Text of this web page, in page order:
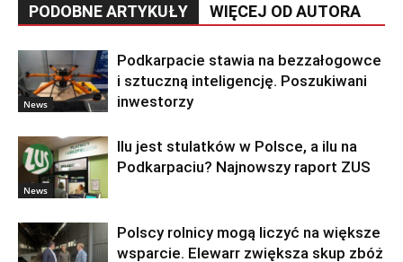
PODOBNE ARTYKUŁY WIĘCEJ OD AUTORA
News
Podkarpacie stawia na bezzałogowce
i sztuczną inteligencję. Poszukiwani
inwestorzy
News
Ilu jest stulatków w Polsce, a ilu na
Podkarpaciu? Najnowszy raport ZUS
Polscy rolnicy mogą liczyć na większe
wsparcie. Elewarr zwiększa skup zbóż